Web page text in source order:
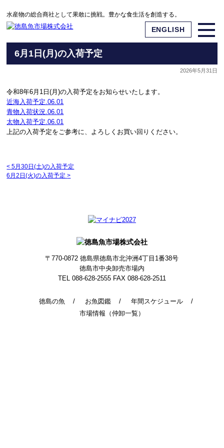
水産物の総合商社として果敢に挑戦。豊かな食生活を創造する。
ENGLISH
6月1日(月)の入荷予定
2026年5月31日
令和8年6月1日(月)の入荷予定をお知らせいたします。
近海入荷予定.06.01
青物入荷状況.06.01
太物入荷予定.06.01
上記の入荷予定をご参考に、よろしくお買い回りください。
< 5月30日(土)の入荷予定
6月2日(火)の入荷予定>
徳島の魚 お魚図鑑
年間スケジュール
市場情報（仲卸一覧）
〒770-0872徳島県徳島市北沖洲4丁目1番38号
徳島市中央卸売市場内
TEL 088-628-2555 FAX 088-628-2511